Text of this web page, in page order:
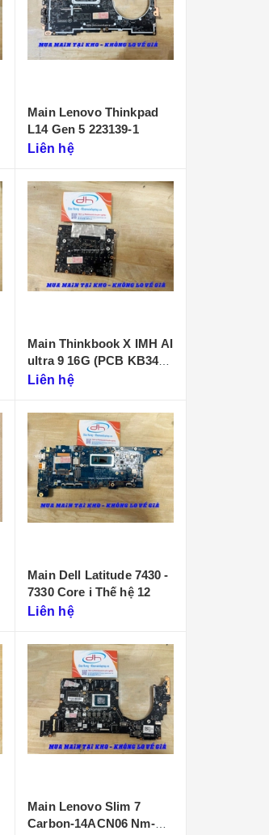
Main Lenovo Thinkpad
L14 Gen 5 223139-1
Liên hệ
Main Thinkbook X IMH AI
ultra 9 16G (PCB KB340
NMF641)
Liên hệ
Main Dell Latitude 7430 -
7330 Core i Thế hệ 12
Liên hệ
Main Lenovo Slim 7
Carbon-14ACN06 Nm-